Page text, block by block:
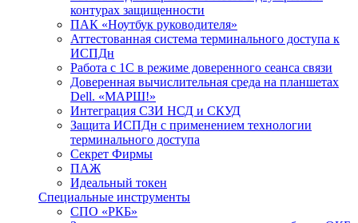
контурах защищенности
ПАК «Ноутбук руководителя»
Аттестованная система терминального доступа к
ИСПДн
Работа с 1С в режиме доверенного сеанса связи
Доверенная вычислительная среда на планшетах
Dell. «МАРШ!»
Интеграция СЗИ НСД и СКУД
Защита ИСПДн с применением технологии
терминального доступа
Секрет Фирмы
ПАЖ
Идеальный токен
Специальные инструменты
СПО «РКБ»